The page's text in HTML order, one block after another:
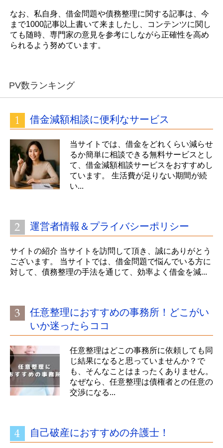
なお、私自身、借金問題や債務整理に関する記事は、今
まで1000記事以上書いて来ましたし、コンテンツに関し
ても随時、専門家の意見を参考にしながら正確性を高め
られるよう努めています。
PV数ランキング
借金減額相談に便利なサービス
当サイトでは、借金をどれくらい減らせ
るか簡単に相談できる無料サービスとし
て、借金減額相談サービスをおすすめし
ています。 生活費が足りない期間が続
い...
運営者情報＆プライバシーポリシー
サイトの紹介 当サイトを訪問して頂き、誠にありがとう
ございます。 当サイトでは、借金問題で悩んでいる方に
対して、債務整理の手法を通じて、効率よく借金を減...
任意整理におすすめの事務所！どこがい
いか迷ったらココ
任意整理はどこの事務所に依頼しても同
じ結果になると思っていませんか？で
も、そんなことはまったくありません。
なぜなら、任意整理は債権者との任意の
交渉になる...
自己破産におすすめの弁護士！